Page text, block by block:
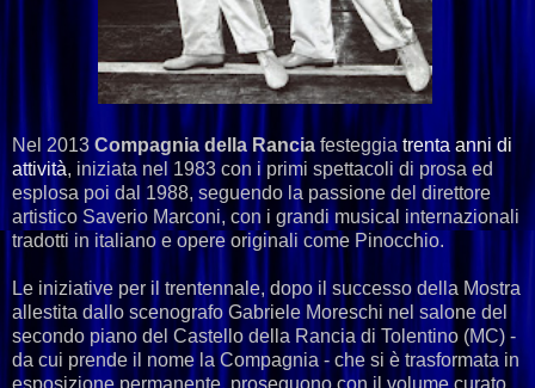
Nel 2013 Compagnia della Rancia festeggia trenta anni di
attività, iniziata nel 1983 con i primi spettacoli di prosa ed
esplosa poi dal 1988, seguendo la passione del direttore
artistico Saverio Marconi, con i grandi musical internazionali
tradotti in italiano e opere originali come Pinocchio.
Le iniziative per il trentennale, dopo il successo della Mostra
allestita dallo scenografo Gabriele Moreschi nel salone del
secondo piano del Castello della Rancia di Tolentino (MC) -
da cui prende il nome la Compagnia - che si è trasformata in
esposizione permanente, proseguono con il volume curato